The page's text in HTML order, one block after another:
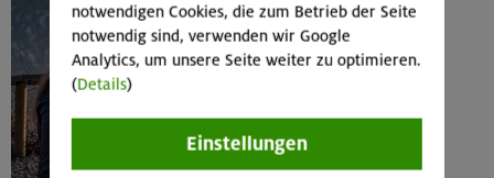
notwendigen Cookies, die zum Betrieb der Seite
notwendig sind, verwenden wir Google
Analytics, um unsere Seite weiter zu optimieren.
(Details)
Einstellungen